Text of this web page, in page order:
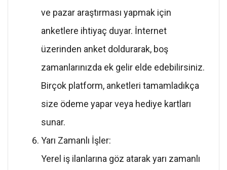
ve pazar araştırması yapmak için
anketlere ihtiyaç duyar. İnternet
üzerinden anket doldurarak, boş
zamanlarınızda ek gelir elde edebilirsiniz.
Birçok platform, anketleri tamamladıkça
size ödeme yapar veya hediye kartları
sunar.
Yarı Zamanlı İşler:
Yerel iş ilanlarına göz atarak yarı zamanlı